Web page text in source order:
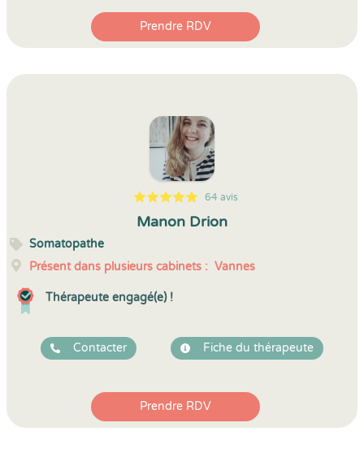
Prendre RDV
5
1
5
64 64 avis
Manon Drion
Somatopathe
Présent dans plusieurs cabinets : Vannes
Thérapeute engagé(e) !
Contacter Fiche du thérapeute
Prendre RDV